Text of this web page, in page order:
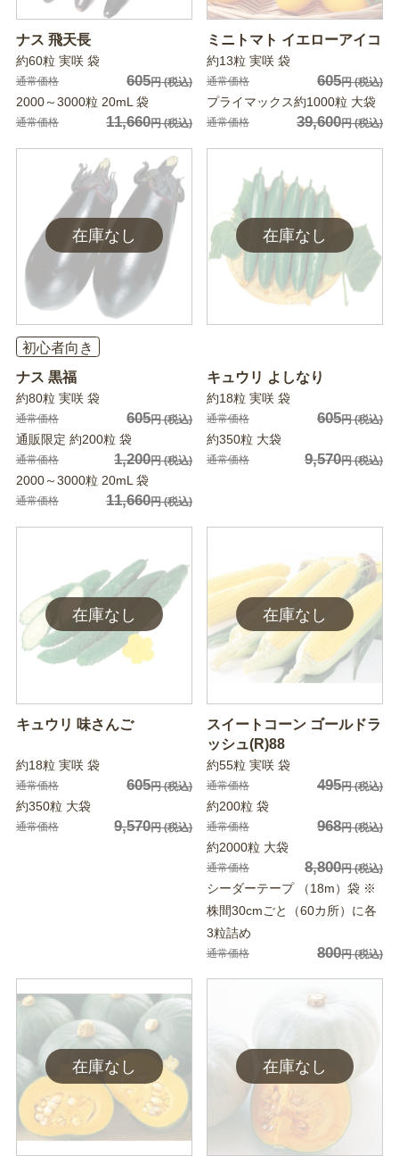
ナス 飛天長
約60粒 実咲 袋
通常価格 605円(税込)
2000～3000粒 20mL 袋
通常価格 11,660円(税込)
ミニトマト イエローアイコ
約13粒 実咲 袋
通常価格 605円(税込)
プライマックス約1000粒 大袋
通常価格 39,600円(税込)
初心者向き
ナス 黒福
約80粒 実咲 袋
通常価格 605円(税込)
通販限定 約200粒 袋
通常価格 1,200円(税込)
2000～3000粒 20mL 袋
通常価格 11,660円(税込)
キュウリ よしなり
約18粒 実咲 袋
通常価格 605円(税込)
約350粒 大袋
通常価格 9,570円(税込)
キュウリ 味さんご
約18粒 実咲 袋
通常価格 605円(税込)
約350粒 大袋
通常価格 9,570円(税込)
スイートコーン ゴールドラ
ッシュ(R)88
約55粒 実咲 袋
通常価格 495円(税込)
約200粒 袋
通常価格 968円(税込)
約2000粒 大袋
通常価格 8,800円(税込)
シーダーテープ （18m）袋 ※
株間30cmごと（60カ所）に各
3粒詰め
通常価格 800円(税込)